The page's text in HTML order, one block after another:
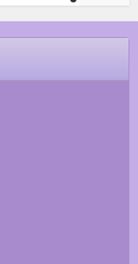
18:00
04:43